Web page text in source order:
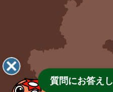
質問にお答え